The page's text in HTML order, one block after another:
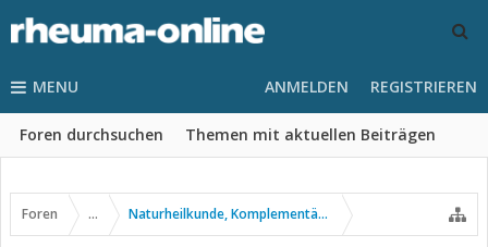
MENU
Foren durchsuchen Themen mit aktuellen Beiträgen
ANMELDEN REGISTRIEREN
Foren ... Naturheilkunde, Komplementär- u. Alternativmedizin